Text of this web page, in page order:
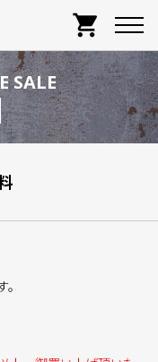
shopping_cart
SALE